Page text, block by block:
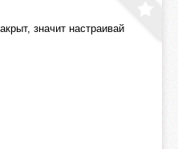
значит настраивай